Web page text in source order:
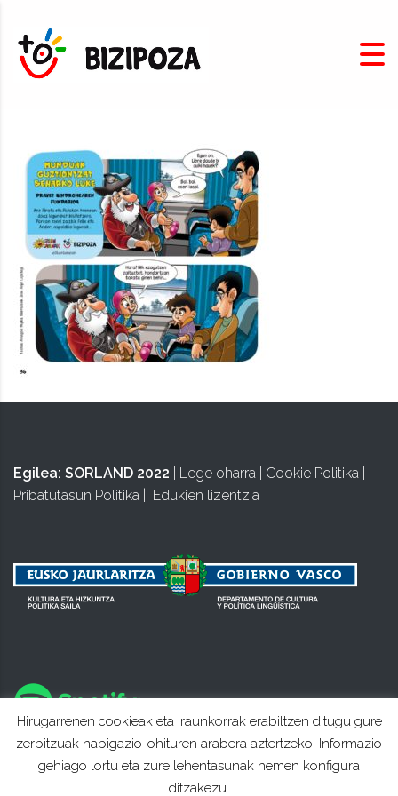
Egilea: SORLAND 2022 Lege oharra Cookie Politika
Pribatutasun Politika
Edukien lizentzia
Hirugarrenen cookieak eta iraunkorrak erabiltzen ditugu gure
zerbitzuak nabigazio-ohituren arabera aztertzeko. Informazio
gehiago lortu eta zure lehentasunak hemen konfigura
ditzakezu.